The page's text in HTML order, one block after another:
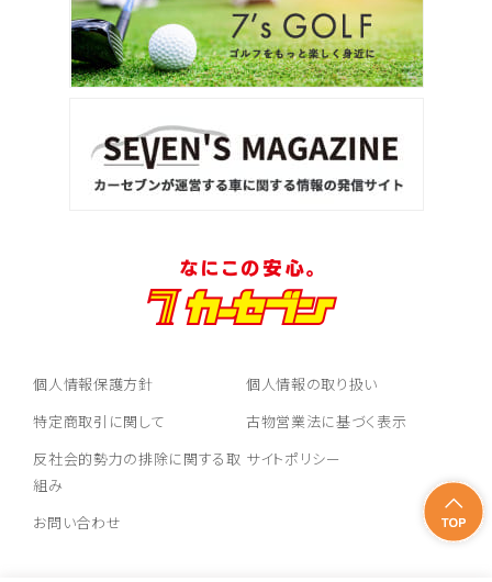
3位
ヴォクシー
1位
トヨタ
ヤリスクロス
トヨタ
個人情報保護方針
個人情報の取り扱い
特定商取引に関して
古物営業法に基づく表示
反社会的勢力の排除に関する取
組み
サイトポリシー
お問い合わせ